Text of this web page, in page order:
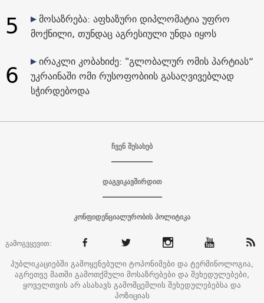
5
მოსაზრება: აფხაზური დიპლომატია უფრო
მოქნილი, თუნდაც აგრესიული უნდა იყოს
6
ირაკლი კობახიძე: "გლობალურ ომის პარტიას“
უკრაინაში ომი რუსოფობიის გასაღვივებლად
სჭირდებოდა
ჩვენ შესახებ
დაგვიკავშირდით
კონფიდენციალურობის პოლიტიკა
გამოგვყევით:
პუბლიკაციებში გამოყენებული ტოპონიმები და ტერმინოლოგია,
აგრეთვე მათში გამოთქმული მოსაზრებები და შეხედულებები,
ყოველთვის არ ასახავს გამომცემლის შეხედულებებსა და
პოზიციას